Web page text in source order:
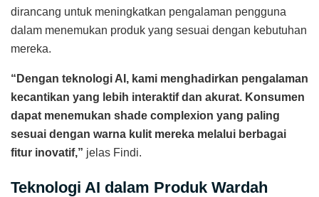
dirancang untuk meningkatkan pengalaman pengguna
dalam menemukan produk yang sesuai dengan kebutuhan
mereka.
“Dengan teknologi AI, kami menghadirkan pengalaman
kecantikan yang lebih interaktif dan akurat. Konsumen
dapat menemukan shade complexion yang paling
sesuai dengan warna kulit mereka melalui berbagai
fitur inovatif,” jelas Findi.
Teknologi AI dalam Produk Wardah